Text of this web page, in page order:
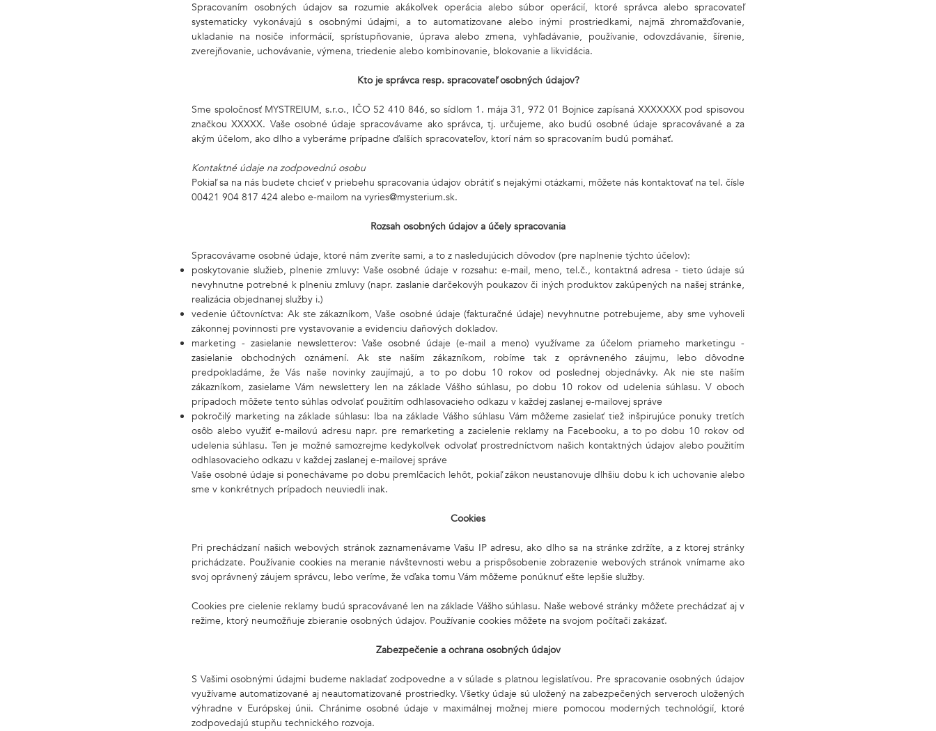
Spracovaním osobných údajov sa rozumie akákoľvek operácia alebo súbor operácií, ktoré správca alebo spracovateľ
systematicky vykonávajú s osobnými údajmi, a to automatizovane alebo inými prostriedkami, najmä zhromažďovanie,
ukladanie na nosiče informácií, sprístupňovanie, úprava alebo zmena, vyhľadávanie, používanie, odovzdávanie, šírenie,
zverejňovanie, uchovávanie, výmena, triedenie alebo kombinovanie, blokovanie a likvidácia.
Kto je správca resp. spracovateľ osobných údajov?
Sme spoločnosť MYSTREIUM, s.r.o., IČO 52 410 846, so sídlom 1. mája 31, 972 01 Bojnice zapísaná XXXXXXX pod spisovou
značkou XXXXX. Vaše osobné údaje spracovávame ako správca, tj. určujeme, ako budú osobné údaje spracovávané a za
akým účelom, ako dlho a vyberáme prípadne ďalších spracovateľov, ktorí nám so spracovaním budú pomáhať.
Kontaktné údaje na zodpovednú osobu
Pokiaľ sa na nás budete chcieť v priebehu spracovania údajov obrátiť s nejakými otázkami, môžete nás kontaktovať na tel. čísle
00421 904 817 424 alebo e-mailom na vyries@mysterium.sk.
Rozsah osobných údajov a účely spracovania
Spracovávame osobné údaje, ktoré nám zveríte sami, a to z nasledujúcich dôvodov (pre naplnenie týchto účelov):
poskytovanie služieb, plnenie zmluvy: Vaše osobné údaje v rozsahu: e-mail, meno, tel.č., kontaktná adresa - tieto údaje sú
nevyhnutne potrebné k plneniu zmluvy (napr. zaslanie darčekovýh poukazov či iných produktov zakúpených na našej stránke,
realizácia objednanej služby i.)
vedenie účtovníctva: Ak ste zákazníkom, Vaše osobné údaje (fakturačné údaje) nevyhnutne potrebujeme, aby sme vyhoveli
zákonnej povinnosti pre vystavovanie a evidenciu daňových dokladov.
marketing - zasielanie newsletterov: Vaše osobné údaje (e-mail a meno) využívame za účelom priameho marketingu -
zasielanie obchodných oznámení. Ak ste naším zákazníkom, robíme tak z oprávneného záujmu, lebo dôvodne
predpokladáme, že Vás naše novinky zaujímajú, a to po dobu 10 rokov od poslednej objednávky. Ak nie ste naším
zákazníkom, zasielame Vám newslettery len na základe Vášho súhlasu, po dobu 10 rokov od udelenia súhlasu. V oboch
prípadoch môžete tento súhlas odvolať použitím odhlasovacieho odkazu v každej zaslanej e-mailovej správe
pokročilý marketing na základe súhlasu: Iba na základe Vášho súhlasu Vám môžeme zasielať tiež inšpirujúce ponuky tretích
osôb alebo využiť e-mailovú adresu napr. pre remarketing a zacielenie reklamy na Facebooku, a to po dobu 10 rokov od
udelenia súhlasu. Ten je možné samozrejme kedykoľvek odvolať prostredníctvom našich kontaktných údajov alebo použitím
odhlasovacieho odkazu v každej zaslanej e-mailovej správe
Vaše osobné údaje si ponechávame po dobu premlčacích lehôt, pokiaľ zákon neustanovuje dlhšiu dobu k ich uchovanie alebo
sme v konkrétnych prípadoch neuviedli inak.
Cookies
Pri prechádzaní našich webových stránok zaznamenávame Vašu IP adresu, ako dlho sa na stránke zdržíte, a z ktorej stránky
prichádzate. Používanie cookies na meranie návštevnosti webu a prispôsobenie zobrazenie webových stránok vnímame ako
svoj oprávnený záujem správcu, lebo veríme, že vďaka tomu Vám môžeme ponúknuť ešte lepšie služby.
Cookies pre cielenie reklamy budú spracovávané len na základe Vášho súhlasu. Naše webové stránky môžete prechádzať aj v
režime, ktorý neumožňuje zbieranie osobných údajov. Používanie cookies môžete na svojom počítači zakázať.
Zabezpečenie a ochrana osobných údajov
S Vašimi osobnými údajmi budeme nakladať zodpovedne a v súlade s platnou legislatívou. Pre spracovanie osobných údajov
využívame automatizované aj neautomatizované prostriedky. Všetky údaje sú uložený na zabezpečených serveroch uložených
výhradne v Európskej únii. Chránime osobné údaje v maximálnej možnej miere pomocou moderných technológií, ktoré
zodpovedajú stupňu technického rozvoja.